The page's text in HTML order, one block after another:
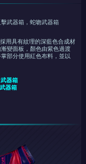
武器箱，蛇吻武器箱
用具有紋理的深藍色合成材
變面板，顏色由紫色過渡
部分使用紅色布料，並以
器箱
器箱